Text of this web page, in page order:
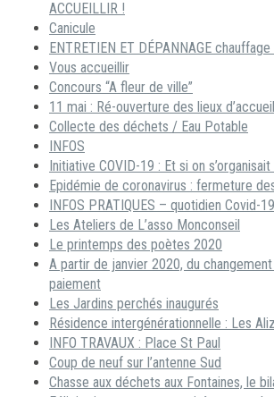
ACCUEILLIR !
Canicule
ENTRETIEN ET DÉPANNAGE
Vous accueillir
Concours “A fleur de ville”
11 mai : Ré-ouverture des lieux d’accueil
Collecte des déchets / Eau Potable
INFOS
Initiative COVID-19 : Et si on
Epidémie de coronavirus : fermeture
INFOS PRATIQUES – quotidien Covid-19
Les Ateliers de L’asso Monconseil
Le printemps des poètes 2020
A partir de janvier 2020, du
paiement
Les Jardins perchés inaugurés
Résidence intergénérationnelle : Les
INFO TRAVAUX : Place St Paul
Coup de neuf sur l’antenne Sud
Chasse aux déchets aux Fontaines, le